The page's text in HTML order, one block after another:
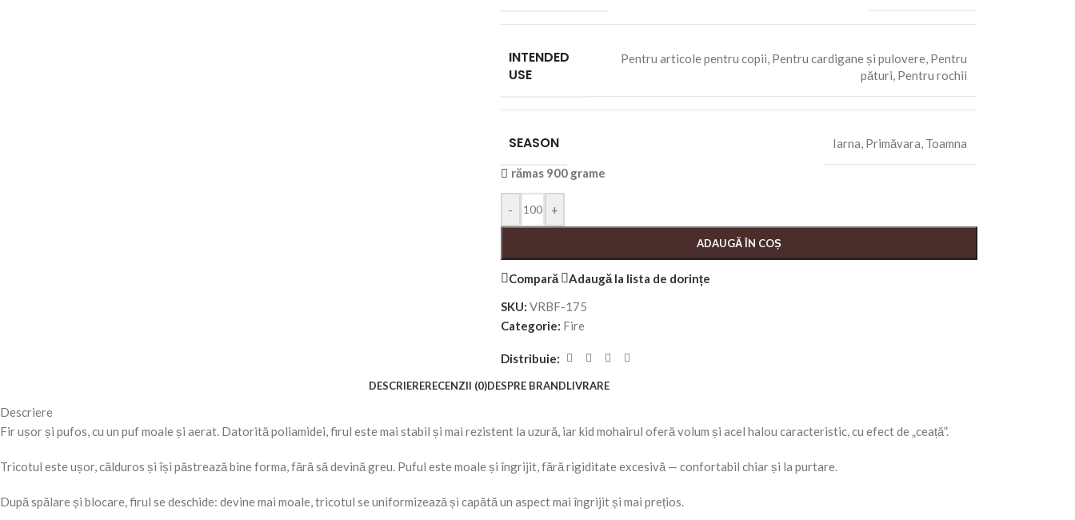
INTENDED
USE
Pentru articole pentru copii, Pentru cardigane și pulovere, Pentru
pături, Pentru rochii
SEASON Iarna, Primăvara, Toamna
rămas 900 grame
- +
ADAUGĂ ÎN COȘ
Compară
Adaugă la lista de dorințe
SKU: VRBF-175
Categorie: Fire
Distribuie:
DESCRIERERECENZII (0)DESPRE BRANDLIVRARE
Descriere
Fir ușor și pufos, cu un puf moale și aerat. Datorită poliamidei, firul este mai stabil și mai rezistent la uzură, iar kid mohairul oferă volum și acel halou caracteristic, cu efect de „ceață”.
Tricotul este ușor, călduros și își păstrează bine forma, fără să devină greu. Puful este moale și îngrijit, fără rigiditate excesivă — confortabil chiar și la purtare.
După spălare și blocare, firul se deschide: devine mai moale, tricotul se uniformizează și capătă un aspect mai îngrijit și mai prețios.